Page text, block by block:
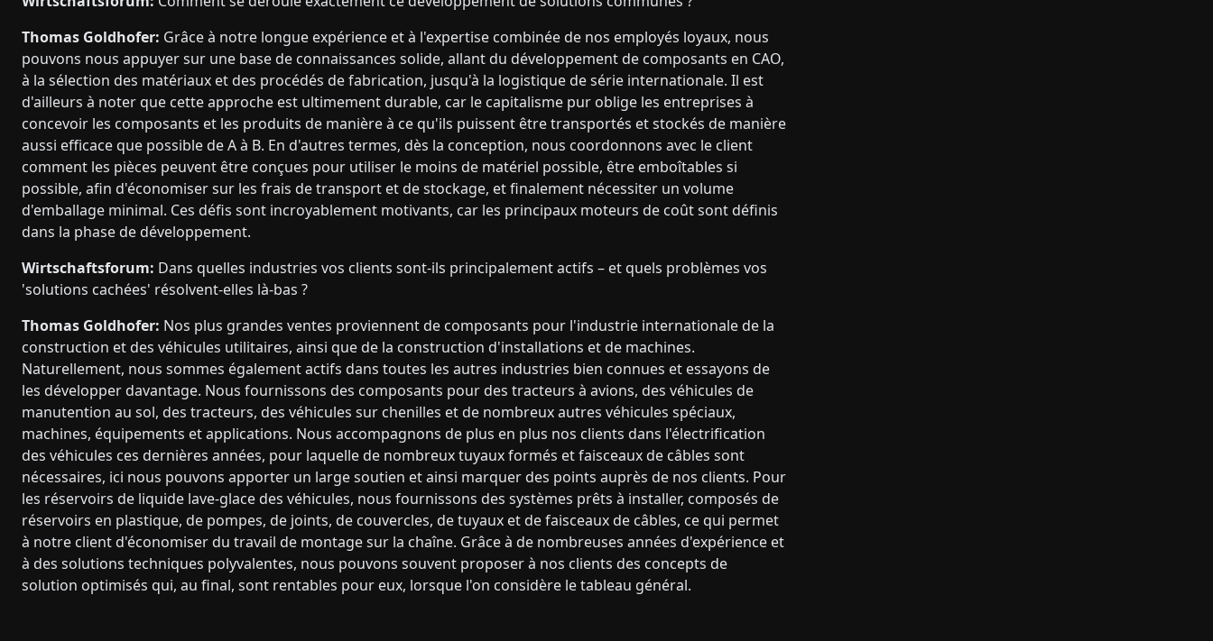
Thomas Goldhofer: Grâce à notre longue expérience et à l'expertise combinée de nos employés loyaux, nous
pouvons nous appuyer sur une base de connaissances solide, allant du développement de composants en CAO,
à la sélection des matériaux et des procédés de fabrication, jusqu'à la logistique de série internationale. Il est
d'ailleurs à noter que cette approche est ultimement durable, car le capitalisme pur oblige les entreprises à
concevoir les composants et les produits de manière à ce qu'ils puissent être transportés et stockés de manière
aussi efficace que possible de A à B. En d'autres termes, dès la conception, nous coordonnons avec le client
comment les pièces peuvent être conçues pour utiliser le moins de matériel possible, être emboîtables si
possible, afin d'économiser sur les frais de transport et de stockage, et finalement nécessiter un volume
d'emballage minimal. Ces défis sont incroyablement motivants, car les principaux moteurs de coût sont définis
dans la phase de développement.
Wirtschaftsforum: Dans quelles industries vos clients sont-ils principalement actifs – et quels problèmes vos
'solutions cachées' résolvent-elles là-bas ?
Thomas Goldhofer: Nos plus grandes ventes proviennent de composants pour l'industrie internationale de la
construction et des véhicules utilitaires, ainsi que de la construction d'installations et de machines.
Naturellement, nous sommes également actifs dans toutes les autres industries bien connues et essayons de
les développer davantage. Nous fournissons des composants pour des tracteurs à avions, des véhicules de
manutention au sol, des tracteurs, des véhicules sur chenilles et de nombreux autres véhicules spéciaux,
machines, équipements et applications. Nous accompagnons de plus en plus nos clients dans l'électrification
des véhicules ces dernières années, pour laquelle de nombreux tuyaux formés et faisceaux de câbles sont
nécessaires, ici nous pouvons apporter un large soutien et ainsi marquer des points auprès de nos clients. Pour
les réservoirs de liquide lave-glace des véhicules, nous fournissons des systèmes prêts à installer, composés de
réservoirs en plastique, de pompes, de joints, de couvercles, de tuyaux et de faisceaux de câbles, ce qui permet
à notre client d'économiser du travail de montage sur la chaîne. Grâce à de nombreuses années d'expérience et
à des solutions techniques polyvalentes, nous pouvons souvent proposer à nos clients des concepts de
solution optimisés qui, au final, sont rentables pour eux, lorsque l'on considère le tableau général.